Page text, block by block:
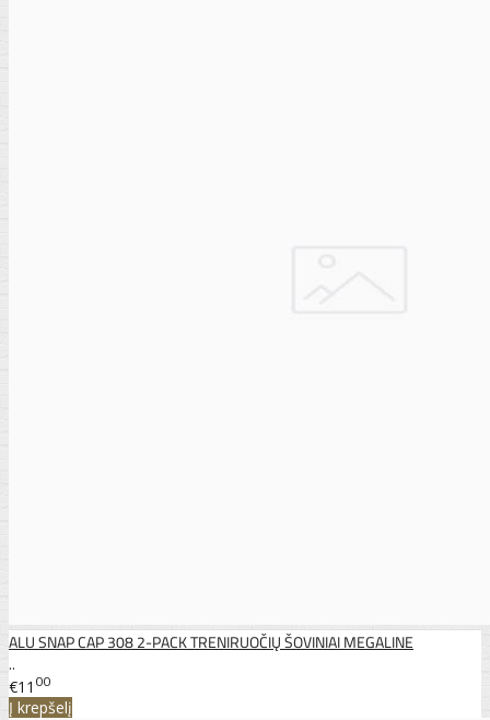
ALU SNAP CAP 308 2-PACK TRENIRUOČIŲ ŠOVINIAI MEGALINE
..
€11 00
Į krepšelį